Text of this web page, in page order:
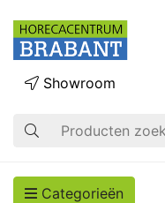
Zoek op
Showroom
Categorieën